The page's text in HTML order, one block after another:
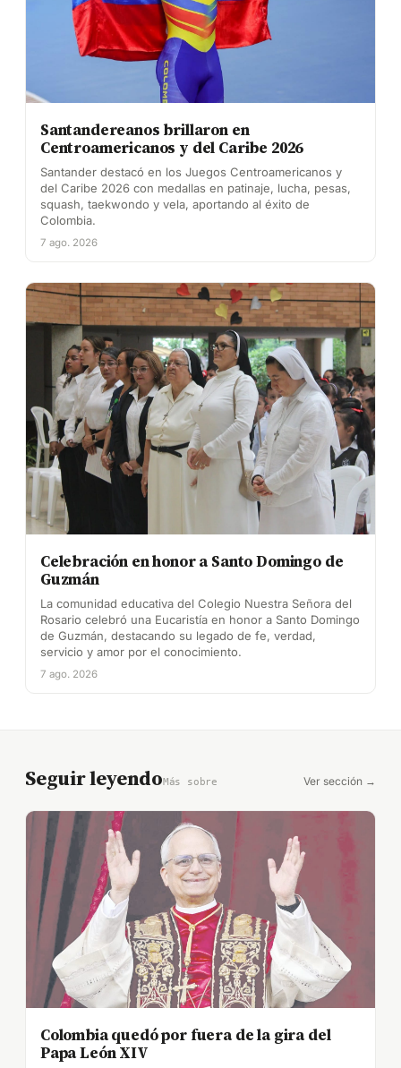
Santandereanos brillaron en
Centroamericanos y del Caribe 2026
Santander destacó en los Juegos Centroamericanos y
del Caribe 2026 con medallas en patinaje, lucha, pesas,
squash, taekwondo y vela, aportando al éxito de
Colombia.
7 ago. 2026
Celebración en honor a Santo Domingo de
Guzmán
La comunidad educativa del Colegio Nuestra Señora del
Rosario celebró una Eucaristía en honor a Santo Domingo
de Guzmán, destacando su legado de fe, verdad,
servicio y amor por el conocimiento.
7 ago. 2026
Seguir leyendoMás sobre Ver sección →
Colombia quedó por fuera de la gira del
Papa León XIV